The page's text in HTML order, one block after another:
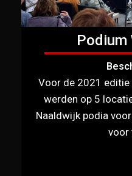
Podium
Voor de 2021 editie
werden op 5
Naaldwijk podia
voor